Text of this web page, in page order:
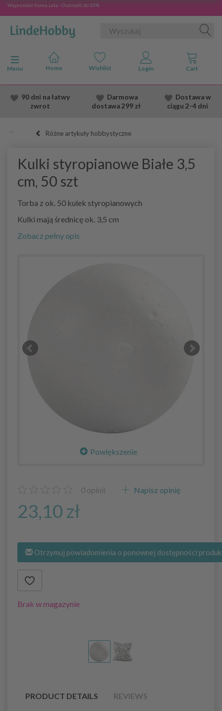
Wyprzedaż Konca Lata - Oszczędź do 50%
Przełącz nawigację
Menu
90 dni na łatwy
zwrot
Darmowa
dostawa299 zł
Dostawaw
ciągu 2-4 dni
Różne artykuły hobbystyczne
Kulki styropianowe Białe 3,5
cm, 50 szt
Torba z ok. 50 kulek styropianowych
Kulki mają średnicę ok. 3,5 cm
Zobacz pełny opis
Powiększenie
0 opinii Napisz opinię
23,10 zł
Otrzymuj powiadomienia o ponownej dostępności
Brak w magazynie
PRODUCT DETAILS REVIEWS